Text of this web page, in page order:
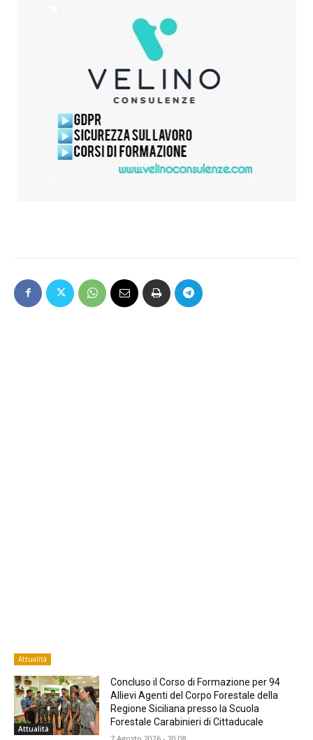
Attualità
Attualità
Concluso il Corso di Formazione per 94
Allievi Agenti del Corpo Forestale della
Regione Siciliana presso la Scuola
Forestale Carabinieri di Cittaducale